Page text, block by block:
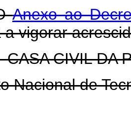
Anexo ao
a vigorar
CASA CIVIL DA
Nacional de